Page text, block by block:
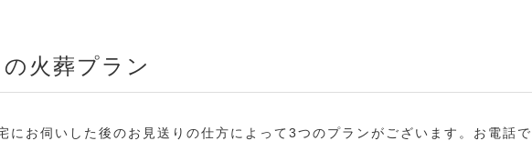
火葬プラン
にお伺いした後のお見送りの仕方によって3つのプランがございます。お電話